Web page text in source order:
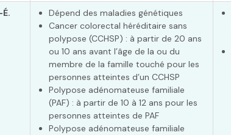
Dépend des maladies génétiques
Cancer colorectal héréditaire sans
polypose (CCHSP) : à partir de 20 ans
ou 10 ans avant l’âge de la ou du
membre de la famille touché pour les
personnes atteintes d’un CCHSP
Polypose adénomateuse familiale
(PAF) : à partir de 10 à 12 ans pour les
personnes atteintes de PAF
Polypose adénomateuse familiale